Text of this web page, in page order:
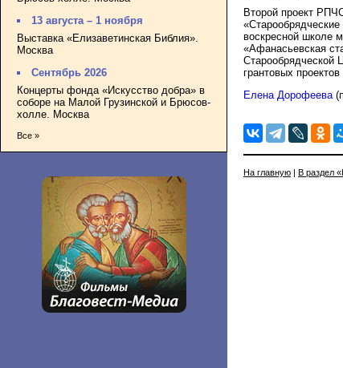
13 августа – 1 ноября
Выставка «Елизаветинская Библия».
Москва
Сентябрь 2026
Концерты фонда «Искусство добра» в
соборе на Малой Грузинской и Брюсов-
холле. Москва
Все »
Второй проект
воскресной школе
«Афанасьевская
Старообрядческой
грантовых
Елена Дорофеева
На главную | В раздел